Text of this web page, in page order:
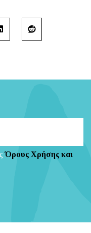
Όρους Χρήσης και